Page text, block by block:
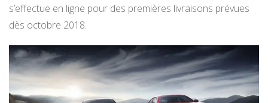
s’effectue en ligne pour des premières livraisons prévues
dès octobre 2018.